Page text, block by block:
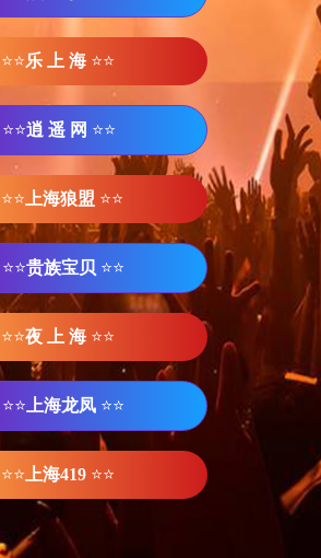
⭐⭐乐 上 海 ⭐⭐
⭐⭐逍 遥 网 ⭐⭐
⭐⭐ 上海狼盟 ⭐⭐
⭐⭐贵族宝贝 ⭐⭐
⭐⭐夜 上 海 ⭐⭐
⭐⭐ 上海龙凤 ⭐⭐
⭐⭐ 上海419 ⭐⭐